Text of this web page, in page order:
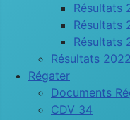
Résultats
Résultats
Résultats
Résultats
Régater
Documents
CDV 34